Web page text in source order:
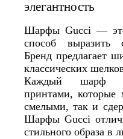
элегантность
Шарфы Gucci — это
способ выразить
Бренд предлагает
классических
Каждый шарф
принтами, которые
смелыми, так и
Шарфы Gucci
стильного образа в